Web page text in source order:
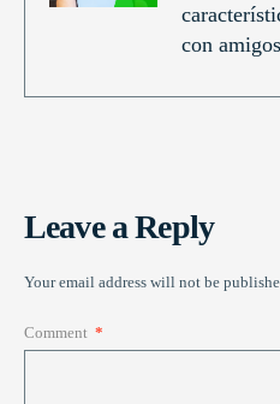
con amigos
Leave a Reply
Your email address will not be
Comment *